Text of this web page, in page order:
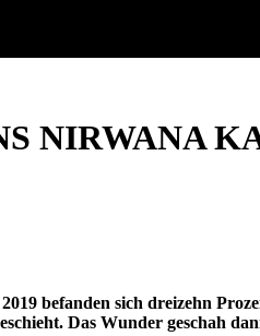
NIRWANA
befanden sich dreizehn
Das Wunder geschah